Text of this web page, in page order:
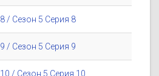
/ Сезон 5 Серия 8
/ Сезон 5 Серия 9
/ Сезон 5 Серия 10